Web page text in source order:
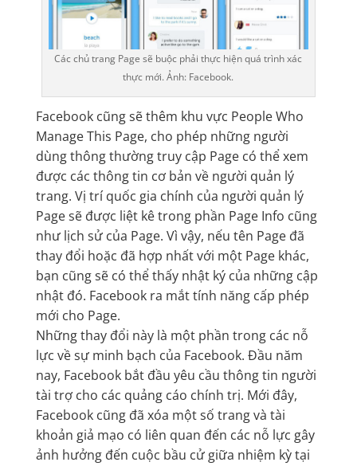
Các chủ trang Page sẽ buộc phải thực hiện quá trình xác
thực mới. Ảnh: Facebook.
Facebook cũng sẽ thêm khu vực People Who
Manage This Page, cho phép những người
dùng thông thường truy cập Page có thể xem
được các thông tin cơ bản về người quản lý
trang. Vị trí quốc gia chính của người quản lý
Page sẽ được liệt kê trong phần Page Info cũng
như lịch sử của Page. Vì vậy, nếu tên Page đã
thay đổi hoặc đã hợp nhất với một Page khác,
bạn cũng sẽ có thể thấy nhật ký của những cập
nhật đó. Facebook ra mắt tính năng cấp phép
mới cho Page.
Những thay đổi này là một phần trong các nỗ
lực về sự minh bạch của Facebook. Đầu năm
nay, Facebook bắt đầu yêu cầu thông tin người
tài trợ cho các quảng cáo chính trị. Mới đây,
Facebook cũng đã xóa một số trang và tài
khoản giả mạo có liên quan đến các nỗ lực gây
ảnh hưởng đến cuộc bầu cử giữa nhiệm kỳ tại